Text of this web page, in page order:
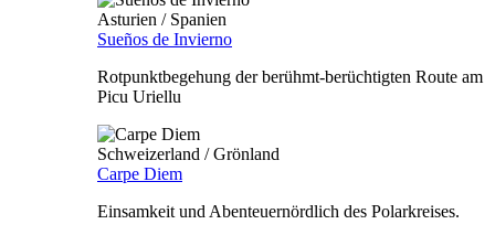
Asturien / Spanien
Sueños de Invierno
Rotpunktbegehung der berühmt-berüchtigten Route am
Picu Uriellu
Schweizerland / Grönland
Carpe Diem
Einsamkeit und Abenteuernördlich des Polarkreises.